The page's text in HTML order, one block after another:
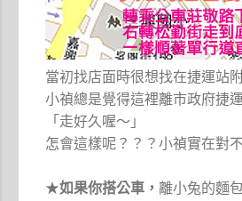
當初找店面時很想找在捷運站
小禎總是覺得這裡離市政府捷
「走好久喔～」
怎會這樣呢？？？小禎實在對
★如果你搭公車 ，離小兔的麵